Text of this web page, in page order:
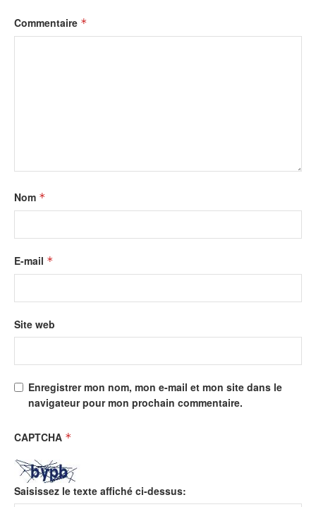
Commentaire *
Nom *
E-mail *
Site web
Enregistrer mon nom, mon e-mail et mon site dans le
navigateur pour mon prochain commentaire.
CAPTCHA *
Saisissez le texte affiché ci-dessus: